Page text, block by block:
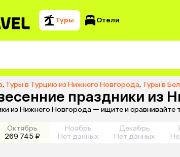
Туры Отели
, Туры в Турцию из Нижнего Новгорода, Туры в
праздники из
из Нижнего Новгорода — ищите и
Октябрь
269 745 ₽
Ноябрь
Нет данных
Декабрь
Нет данных